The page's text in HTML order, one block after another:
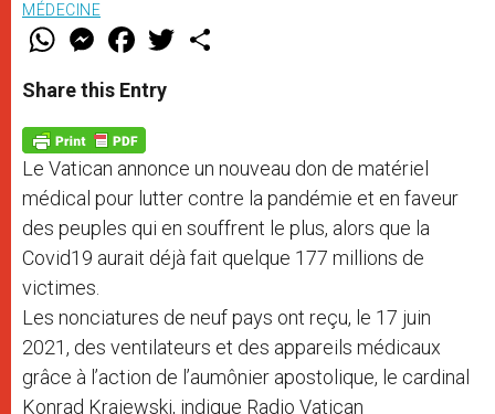
MÉDECINE
W
t
s
p
p
M
e
s
e
g
e
r
F
a
e
b
o
k
w
Share this Entry
Le Vatican annonce un nouveau don de matériel
médical pour lutter contre la pandémie et en faveur
des peuples qui en souffrent le plus, alors que la
Covid19 aurait déjà fait quelque 177 millions de
victimes.
Les nonciatures de neuf pays ont reçu, le 17 juin
2021, des ventilateurs et des appareils médicaux
grâce à l’action de l’aumônier apostolique, le cardinal
Konrad Krajewski, indique Radio Vatican